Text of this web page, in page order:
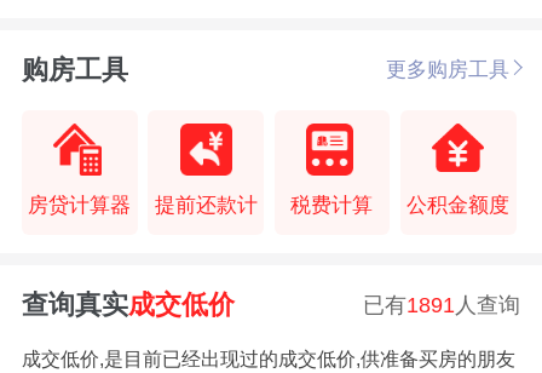
购房工具 更多购房工具
房贷计算器 提前还款计 税费计算 公积金额度
查询真实成交低价 已有1891人查询
成交低价,是目前已经出现过的成交低价,供准备买房的朋友